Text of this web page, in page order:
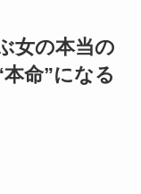
女の本当の
命”になる